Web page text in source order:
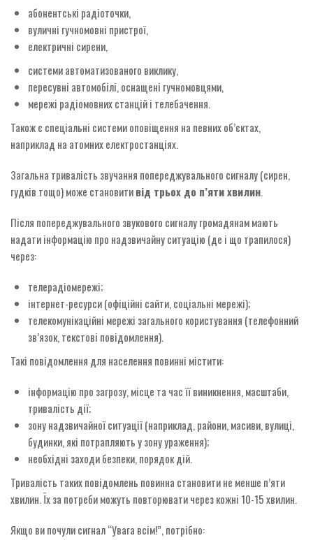
абонентські радіоточки,
вуличні гучномовні пристрої,
електричні сирени,
системи автоматизованого виклику,
пересувні автомобілі, оснащені гучномовцями,
мережі радіомовних станцій і телебачення.
Також є спеціальні системи оповіщення на певних об’єктах,
наприклад на атомних електростанціях.
Загальна тривалість звучання попереджувального сигналу (сирен,
гудків тощо) може становитивід трьох до п’яти хвилин.
Після попереджувального звукового сигналу громадянам мають
надати інформацію про надзвичайну ситуацію (де і що трапилося)
через:
телерадіомережі;
інтернет-ресурси (офіційні сайти, соціальні мережі);
телекомунікаційні мережі загального користування (телефонний
зв’язок, текстові повідомлення).
Такі повідомлення для населення повинні містити:
інформацію про загрозу, місце та час її виникнення, масштаби,
тривалість дії;
зону надзвичайної ситуації (наприклад, райони, масиви, вулиці,
будинки, які потрапляють у зону ураження);
необхідні заходи безпеки, порядок дій.
Тривалість таких повідомлень повинна становити не менше п’яти
хвилин. Їх за потреби можуть повторювати через кожні 10-15 хвилин.
Якщо ви почули сигнал “Увага всім!”, потрібно: